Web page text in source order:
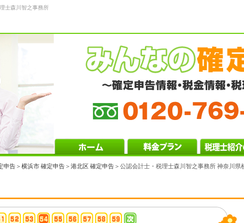
士森川智之事務所
申告 ＞ 横浜市 確定申告 ＞ 港北区 確定申告 ＞公認会計士・税理士森川智之事務所 神奈川県